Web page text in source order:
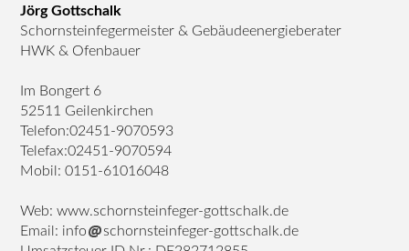
Jörg Gottschalk
Schornsteinfegermeister & Gebäudeenergieberater
HWK & Ofenbauer
Im Bongert 6
52511 Geilenkirchen
Telefon:02451-9070593
Telefax:02451-9070594
Mobil: 0151-61016048
Web: www.schornsteinfeger-gottschalk.de
Email: info
schornsteinfeger-gottschalk.de